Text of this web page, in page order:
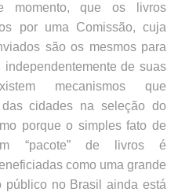
momento, que os livros
por uma Comissão, cuja
são os mesmos para
de suas
mecanismos que
cidades na seleção do
porque o simples fato de
“pacote” de livros é
como uma grande
público no Brasil ainda está